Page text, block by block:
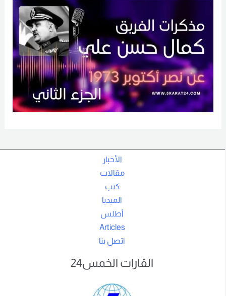
الأخبار
مقالات
كتب
الميديا
أطلس
Articles
اتصل بنا
القارات الخمس24